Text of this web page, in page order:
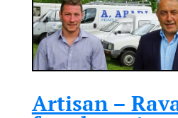
Artisan –